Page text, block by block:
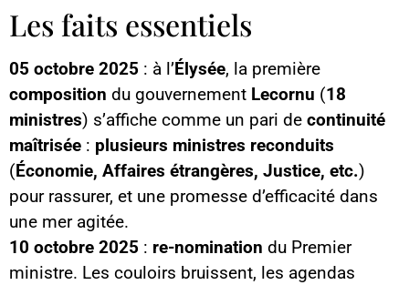
Les faits essentiels
05 octobre 2025 : à l’Élysée, la première
composition du gouvernement Lecornu (18
ministres) s’affiche comme un pari de continuité
maîtrisée : plusieurs ministres reconduits
(Économie, Affaires étrangères, Justice, etc.)
pour rassurer, et une promesse d’efficacité dans
une mer agitée.
10 octobre 2025 : re-nomination du Premier
ministre. Les couloirs bruissent, les agendas